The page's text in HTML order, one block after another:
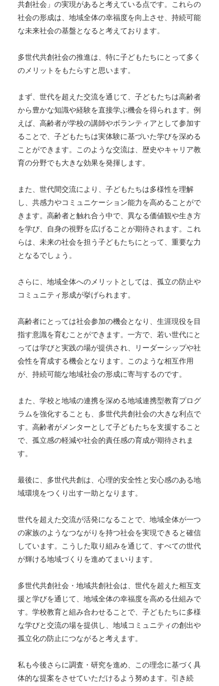
共創社会」の実現があると考えている点です。これらの
社会の形成は、地域全体の幸福度を向上させ、持続可能
な未来社会の基盤となると考えております。
多世代共創社会の推進は、特に子どもたちにとって多く
のメリットをもたらすと思います。
まず、世代を超えた交流を通じて、子どもたちは高齢者
から豊かな知識や経験を直接学ぶ機会を得られます。例
えば、高齢者が学校の講師やボランティアとして参加す
ることで、子どもたちは実体験に基づいた学びを深める
ことができます。このような交流は、歴史やキャリア教
育の分野でも大きな効果を発揮します。
また、世代間交流により、子どもたちは多様性を理解
し、共感力やコミュニケーション能力を高めることがで
きます。高齢者と触れ合う中で、異なる価値観や生き方
を学び、自身の視野を広げることが期待されます。これ
らは、未来の社会を担う子どもたちにとって、重要な力
となるでしょう。
さらに、地域全体へのメリットとしては、孤立の防止や
コミュニティ形成が挙げられます。
高齢者にとっては社会参加の機会となり、生涯現役を目
指す意識を育むことができます。一方で、若い世代にと
っては学びと実践の場が提供され、リーダーシップや社
会性を育成する機会となります。このような相互作用
が、持続可能な地域社会の形成に寄与するのです。
また、学校と地域の連携を深める地域連携型教育プログ
ラムを強化することも、多世代共創社会の大きな利点で
す。高齢者がメンターとして子どもたちを支援すること
で、孤立感の軽減や社会的責任感の育成が期待されま
す。
最後に、多世代共創は、心理的安全性と安心感のある地
域環境をつくり出す一助となります。
世代を超えた交流が活発になることで、地域全体が一つ
の家族のようなつながりを持つ社会を実現できると確信
しています。こうした取り組みを通じて、すべての世代
が輝ける地域づくりを進めてまいります。
多世代共創社会・地域共創社会は、世代を超えた相互支
援と学びを通じて、地域全体の幸福度を高める仕組みで
す。学校教育と組み合わせることで、子どもたちに多様
な学びと交流の場を提供し、地域コミュニティの創出や
孤立化の防止につながると考えます。
私も今後さらに調査・研究を進め、この理念に基づく具
体的な提案をさせていただけるよう努めます。引き続